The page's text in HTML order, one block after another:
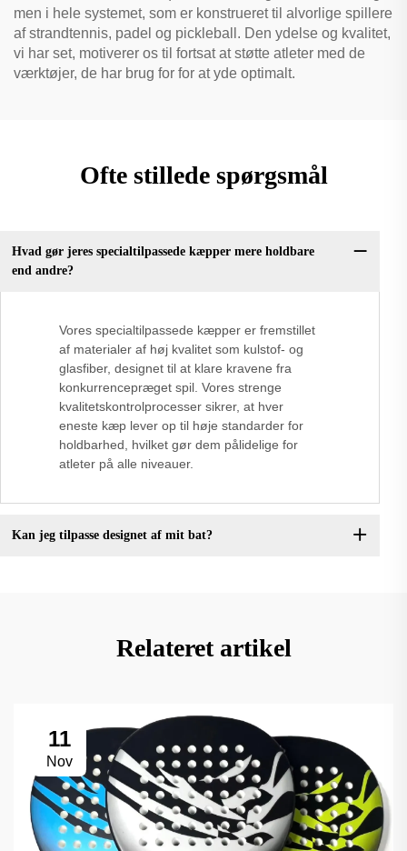
men i hele systemet, som er konstrueret til alvorlige spillere
af strandtennis, padel og pickleball. Den ydelse og kvalitet,
vi har set, motiverer os til fortsat at støtte atleter med de
værktøjer, de har brug for for at yde optimalt.
Ofte stillede spørgsmål
Hvad gør jeres specialtilpassede kæpper mere holdbare
end andre?
Vores specialtilpassede kæpper er fremstillet
af materialer af høj kvalitet som kulstof- og
glasfiber, designet til at klare kravene fra
konkurrencepræget spil. Vores strenge
kvalitetskontrolprocesser sikrer, at hver
eneste kæp lever op til høje standarder for
holdbarhed, hvilket gør dem pålidelige for
atleter på alle niveauer.
Kan jeg tilpasse designet af mit bat?
Relateret artikel
11
Nov